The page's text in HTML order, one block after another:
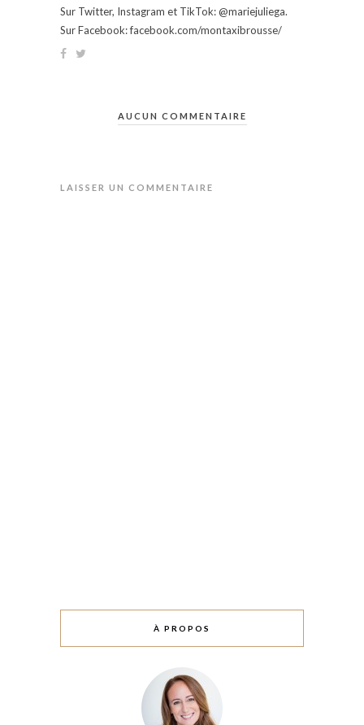
Sur Twitter, Instagram et TikTok: @mariejuliega.
Sur Facebook: facebook.com/montaxibrousse/
AUCUN COMMENTAIRE
LAISSER UN COMMENTAIRE
À PROPOS